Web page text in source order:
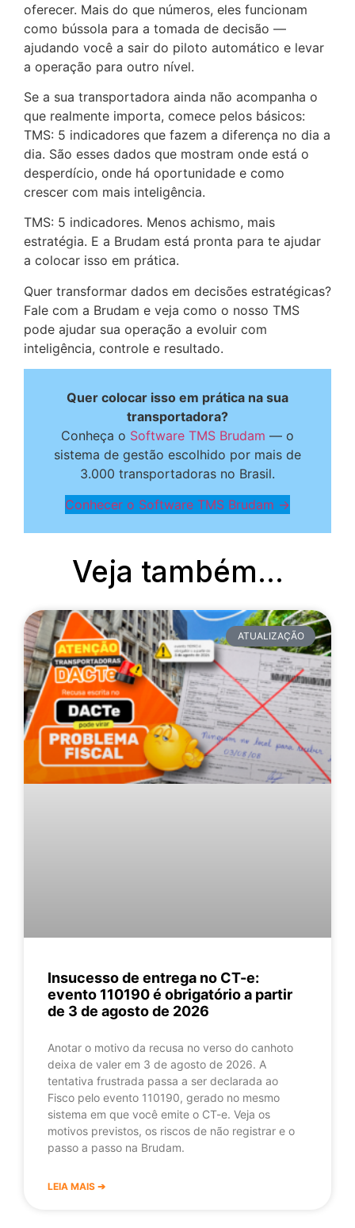
oferecer. Mais do que números, eles funcionam
como bússola para a tomada de decisão —
ajudando você a sair do piloto automático e levar
a operação para outro nível.
Se a sua transportadora ainda não acompanha o
que realmente importa, comece pelos básicos:
TMS: 5 indicadores que fazem a diferença no dia a
dia. São esses dados que mostram onde está o
desperdício, onde há oportunidade e como
crescer com mais inteligência.
TMS: 5 indicadores. Menos achismo, mais
estratégia. E a Brudam está pronta para te ajudar
a colocar isso em prática.
Quer transformar dados em decisões estratégicas?
Fale com a Brudam e veja como o nosso TMS
pode ajudar sua operação a evoluir com
inteligência, controle e resultado.
Quer colocar isso em prática na sua
transportadora?
Conheça o Software TMS Brudam — o
sistema de gestão escolhido por mais de
3.000 transportadoras no Brasil.
Conhecer o Software TMS Brudam →
Veja também...
ATUALIZAÇÃO
Insucesso de entrega no CT-e:
evento 110190 é obrigatório a partir
de 3 de agosto de 2026
Anotar o motivo da recusa no verso do canhoto
deixa de valer em 3 de agosto de 2026. A
tentativa frustrada passa a ser declarada ao
Fisco pelo evento 110190, gerado no mesmo
sistema em que você emite o CT-e. Veja os
motivos previstos, os riscos de não registrar e o
passo a passo na Brudam.
LEIA MAIS ➔